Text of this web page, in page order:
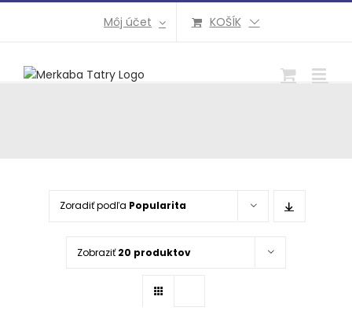
Môj účet KOŠÍK
Zoradiť podľa Popularita
Zobraziť20 produktov